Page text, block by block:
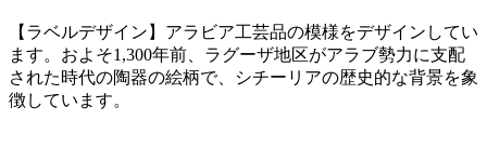
【ラベルデザイン】アラビア工芸品の模様をデザインしてい
ます。およそ1,300年前、ラグーザ地区がアラブ勢力に支配
された時代の陶器の絵柄で、シチーリアの歴史的な背景を象
徴しています。